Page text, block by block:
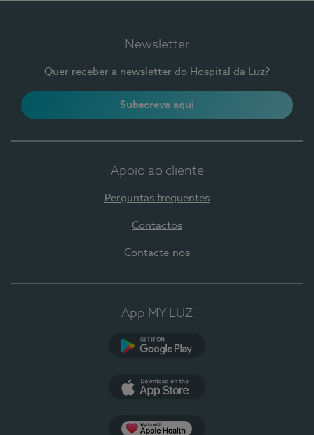
Newsletter
Quer receber a newsletter do Hospital da Luz?
Subscreva aqui
Apoio ao cliente
Perguntas frequentes
Contactos
Contacte-nos
App MY LUZ